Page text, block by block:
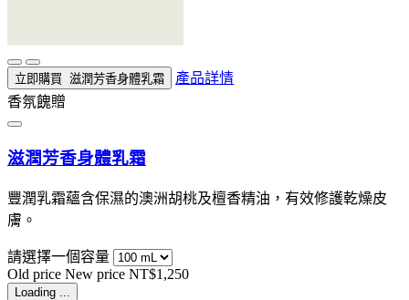
立即購買 滋潤芳香身體乳霜
產品詳情
香氛餽贈
滋潤芳香身體乳霜
豐潤乳霜蘊含保濕的澳洲胡桃及檀香精油，有效修護乾燥皮
膚。
請選擇一個容量
Old price New price NT$1,250
Loading ...